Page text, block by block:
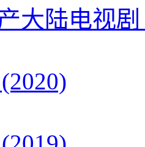
大陆电视